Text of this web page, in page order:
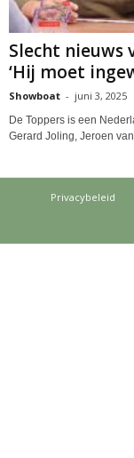
Slecht nieuws
‘Hij moet
Showboat - juni 3, 2025
De Toppers is een
Gerard Joling, Jeroen
Privacybeleid